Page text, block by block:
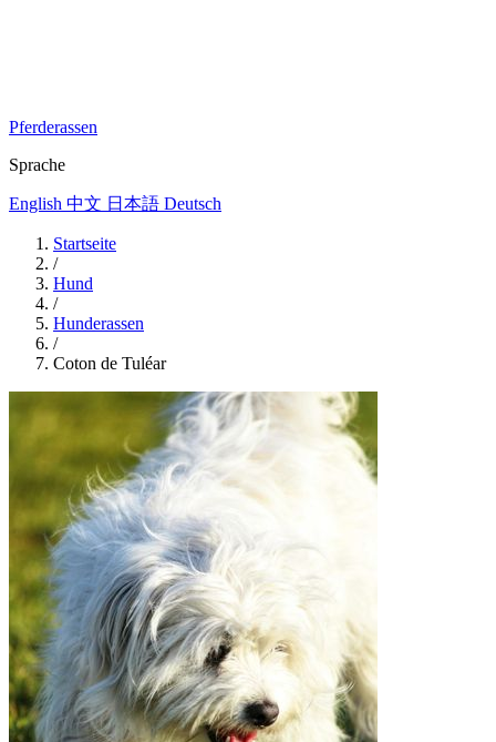
Pferderassen
Sprache
English 中文 日本語 Deutsch
Startseite
/
Hund
/
Hunderassen
/
Coton de Tuléar